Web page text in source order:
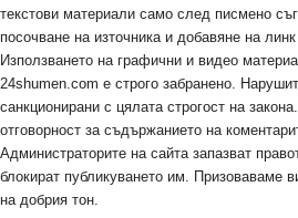
текстови материали само след писмено
посочване на източника и добавяне на
Използването на графични и видео
24shumen.com е строго забранено.
санкционирани с цялата строгост на
отговорност за съдържанието на
Администраторите на сайта запазват
блокират публикуването им. Призоваваме
на добрия тон.